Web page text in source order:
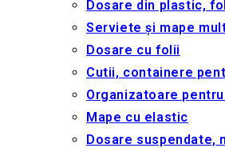
Dosare din plastic,
Serviete și mape
Dosare cu folii
Cutii, containere
Organizatoare
Mape cu elastic
Dosare suspendate,